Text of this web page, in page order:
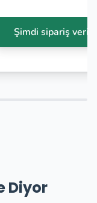
Şimdi sipariş verin
Diyor